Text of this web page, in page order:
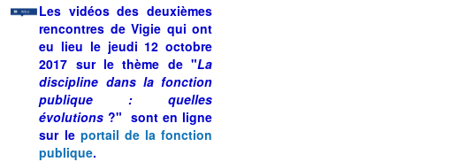
Les vidéos des deuxièmes
rencontres de Vigie qui ont
eu lieu le jeudi 12 octobre
2017 sur le thème de "La
discipline dans la fonction
publique : quelles
évolutions ?" sont en ligne
sur le portail de la fonction
publique.